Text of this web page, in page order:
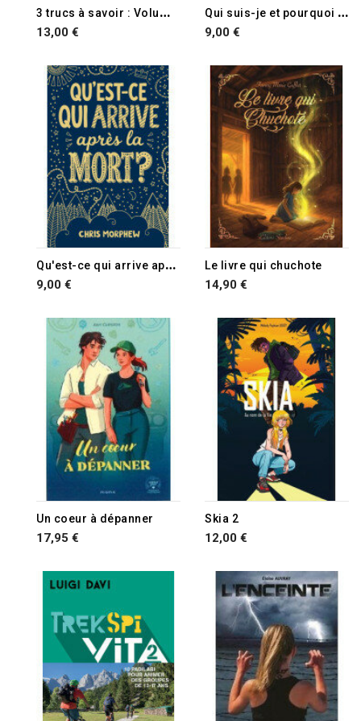
3
trucs à savoir : Volume n°3
13,00 €
Q
ui suis-je et pourquoi je compte ?
9,00 €
Q
u'est-ce qui arrive après la mort ?
9,00 €
Le livre qui chuchote
14,90 €
RUPTURE DE STOCK
Un coeur à dépanner
17,95 €
Skia 2
12,00 €